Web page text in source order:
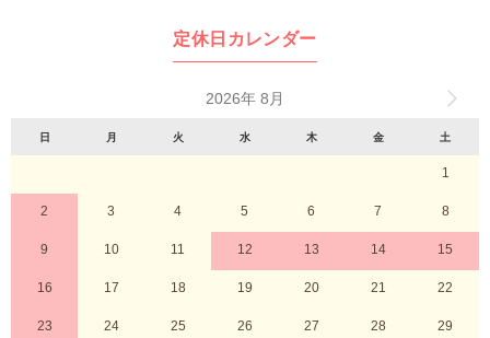
定休日カレンダー
2026年 8月
日 月 火 水 木 金 土
1
2 3 4 5 6 7 8
9 10 11 12 13 14 15
16 17 18 19 20 21 22
23 24 25 26 27 28 29